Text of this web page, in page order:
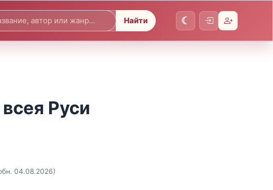
Найти
Руси
04.08.2026)